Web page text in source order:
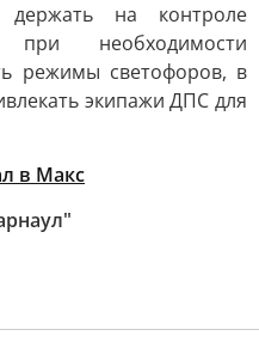
держать на контроле
при необходимости
режимы светофоров, в
экипажи ДПС для
в Макс